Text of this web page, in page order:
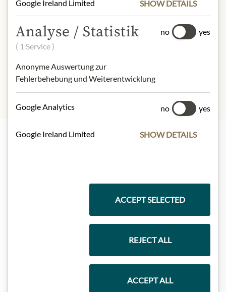
Produktdesign von der Abbildung
Eier, Nüsse
Google Ireland Limited SHOW DETAILS
Analyse / Statistik
( 1 Service )
Anonyme Auswertung zur
Fehlerbehebung und Weiterentwicklung
no yes
Google Analytics no yes
Google Ireland Limited SHOW DETAILS
ACCEPT SELECTED
REJECT ALL
ACCEPT ALL